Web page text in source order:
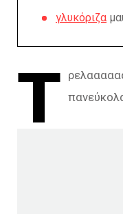
γλυκόριζα
Τ